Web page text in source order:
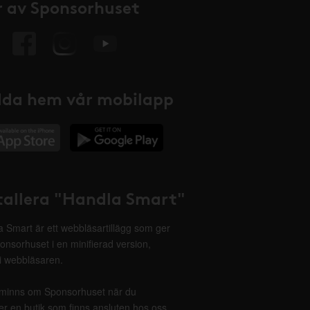
av Sponsorhuset
hem vår mobilapp
"Handla Smart"
Smart är ett webbläsartillägg som ger
i en minifierad version,
webbläsaren.
om Sponsorhuset när du